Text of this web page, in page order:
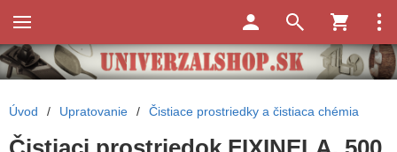
Úvod / Upratovanie / Čistiace prostriedky a čistiaca chémia